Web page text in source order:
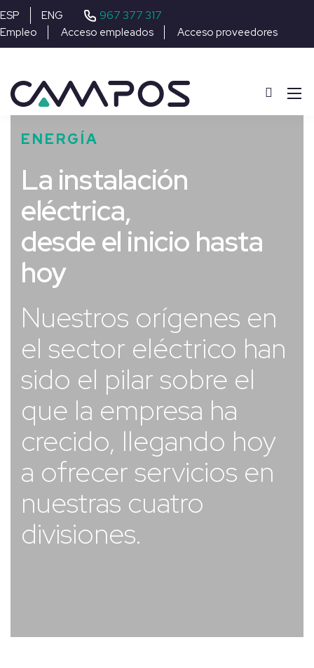
ESP ENG 967 377 317
Empleo Acceso empleados Acceso proveedores
ENERGÍA
La instalación
eléctrica,
desde el inicio hasta
hoy
Nuestros orígenes en
el sector eléctrico han
sido el pilar sobre el
que la empresa ha
crecido, llegando hoy
a ofrecer servicios en
nuestras cuatro
divisiones.